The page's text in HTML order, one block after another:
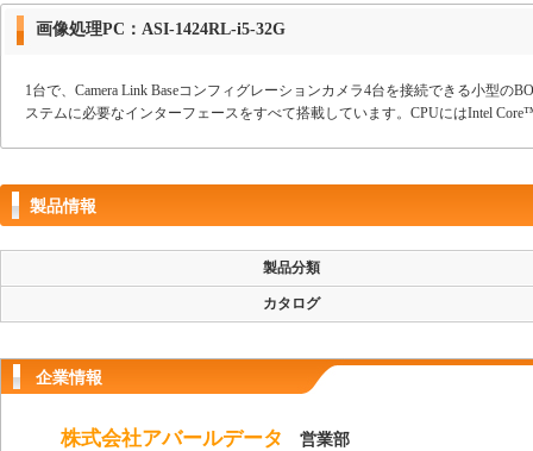
画像処理PC：ASI-1424RL-i5-32G
1台で、Camera Link Baseコンフィグレーションカメラ4台を接続できる小型
ステムに必要なインターフェースをすべて搭載しています。CPUにはIntel
製品情報
製品分類
カタログ
企業情報
株式会社アバールデータ 営業部